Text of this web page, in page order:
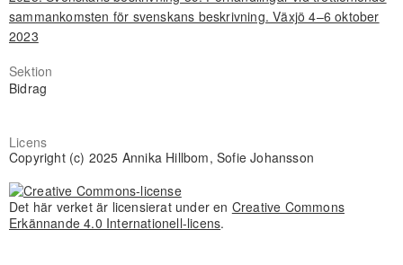
sammankomsten för svenskans beskrivning. Växjö 4–6 oktober
2023
Sektion
Bidrag
Licens
Copyright (c) 2025 Annika Hillbom, Sofie Johansson
Det här verket är licensierat under en Creative Commons
Erkännande 4.0 Internationell-licens.